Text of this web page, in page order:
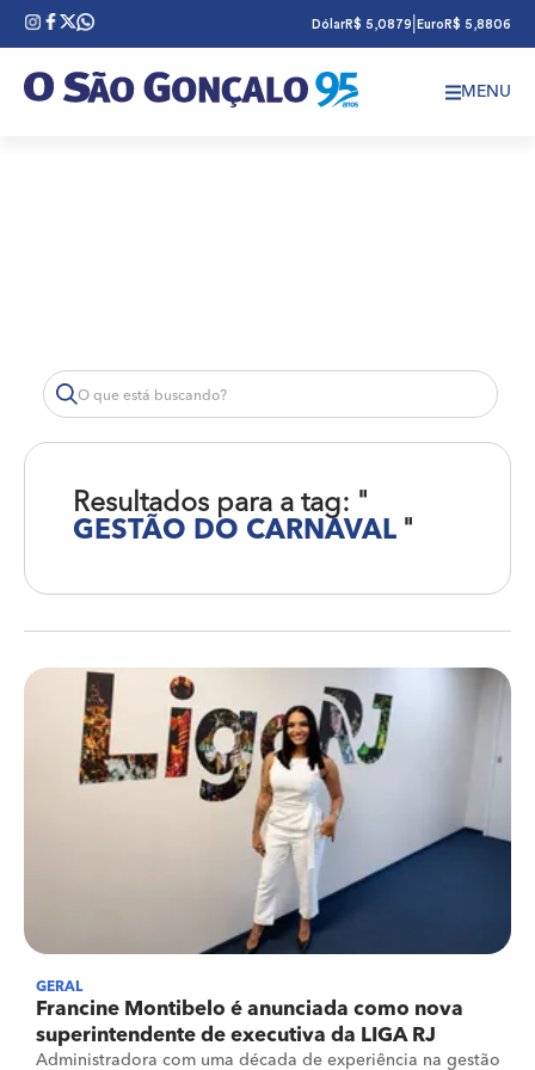
DólarR$ 5,0879 Euro R$ 5,8806
MENU
Resultados para a tag: "
GESTÃO DO CARNAVAL "
GERAL
Francine Montibelo é anunciada como nova
superintendente de executiva da LIGA RJ
Administradora com uma década de experiência na gestão